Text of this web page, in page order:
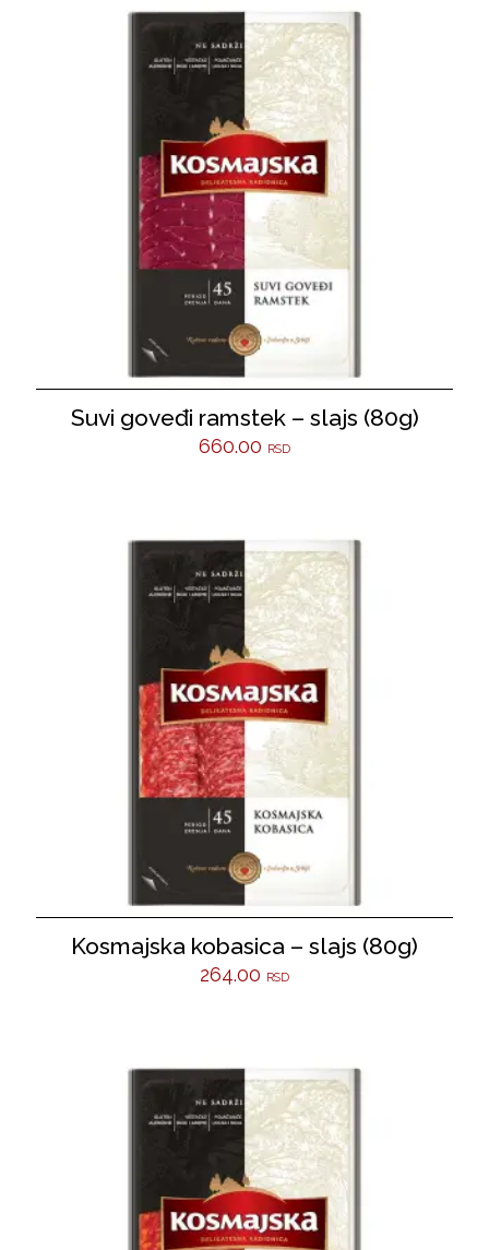
Suvi goveđi ramstek – slajs (80g)
660.00 RSD
Kosmajska kobasica – slajs (80g)
264.00 RSD